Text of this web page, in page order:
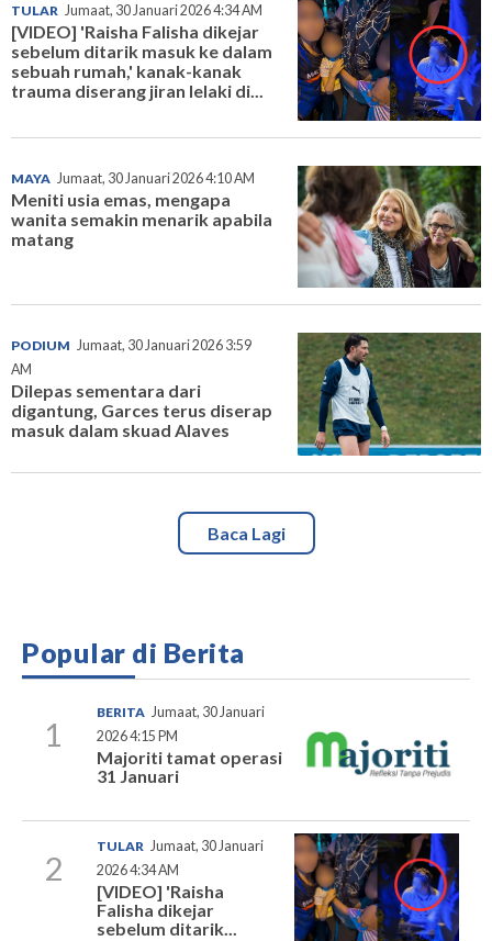
TULAR Jumaat, 30 Januari 2026 4:34 AM
[VIDEO] 'Raisha Falisha dikejar
sebelum ditarik masuk ke dalam
sebuah rumah,' kanak-kanak
trauma diserang jiran lelaki di...
MAYA Jumaat, 30 Januari 2026 4:10 AM
Meniti usia emas, mengapa
wanita semakin menarik apabila
matang
PODIUM Jumaat, 30 Januari 2026 3:59
AM
Dilepas sementara dari
digantung, Garces terus diserap
masuk dalam skuad Alaves
Baca Lagi
Popular di Berita
1
BERITA Jumaat, 30 Januari
2026 4:15 PM
Majoriti tamat operasi
31 Januari
2
TULAR Jumaat, 30 Januari
2026 4:34 AM
[VIDEO] 'Raisha
Falisha dikejar
sebelum ditarik...